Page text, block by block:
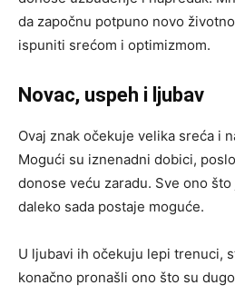
da započnu potpuno novo
ispuniti srećom i optimizmom.
Novac, uspeh i ljubav
Ovaj znak očekuje velika sreća i
Mogući su iznenadni dobici,
donose veću zaradu. Sve ono
daleko sada postaje moguće.
U ljubavi ih očekuju lepi trenuci,
konačno pronašli ono što su